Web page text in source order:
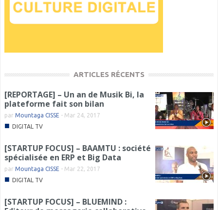
ARTICLES RÉCENTS
[REPORTAGE] – Un an de Musik Bi, la
plateforme fait son bilan
par Mountaga CISSE - Mar 24, 2017
■ DIGITAL TV
[STARTUP FOCUS] – BAAMTU : société
spécialisée en ERP et Big Data
par Mountaga CISSE - Mar 22, 2017
■ DIGITAL TV
[STARTUP FOCUS] – BLUEMIND :